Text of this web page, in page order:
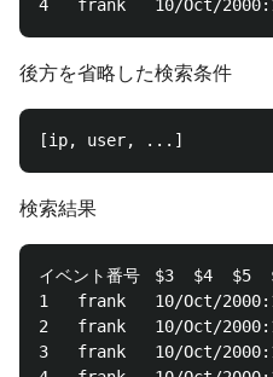
後方を省略した検索条件
検索結果
イベント番号	$3	$4	$5	$6	$7	$ip	$user
1	frank	10/Oct/2000:13:25:15 -0700	GET /apache_pb.gif HTTP/1.0	200	1534	127.0.0.1	-
2	frank	10/Oct/2000:13:35:22 -0700	GET /apache_pb.gif HTTP/1.0	500	5324	127.0.0.1	-
3	frank	10/Oct/2000:13:50:35 -0700	GET /apache_pb.gif HTTP/1.0	200	4355	127.0.0.1	-